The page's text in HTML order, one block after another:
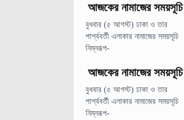
আজকের নামাজের সময়সূচি
বুধবার (৫ আগস্ট) ঢাকা ও তার
পার্শ্ববর্তী এলাকার নামাজের সময়সূচি
নিম্নরূপ-
আজকের নামাজের সময়সূচি
বুধবার (৫ আগস্ট) ঢাকা ও তার
পার্শ্ববর্তী এলাকার নামাজের সময়সূচি
নিম্নরূপ-